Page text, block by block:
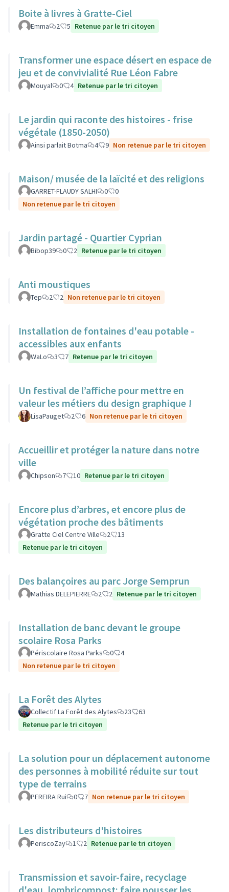
Boite à livres à Gratte-Ciel
Emma 2 5 Retenue par le tri citoyen
Transformer une espace désert en espace de
jeu et de convivialité Rue Léon Fabre
Mouyal 0 4 Retenue par le tri citoyen
Le jardin qui raconte des histoires - frise
végétale (1850-2050)
Ainsi parlait Botma 4 9 Non retenue par le tri citoyen
Maison/ musée de la laïcité et des religions
GARRET-FLAUDY SALHI 0
0
Non retenue par le tri citoyen
Jardin partagé - Quartier Cyprian
Bibop39 0 2 Retenue par le tri citoyen
Anti moustiques
Tep 2 2 Non retenue par le tri citoyen
Installation de fontaines d'eau potable -
accessibles aux enfants
WaLo 3 7 Retenue par le tri citoyen
Un festival de l’affiche pour mettre en
valeur les métiers du design graphique !
LisaPauget 2 6 Non retenue par le tri citoyen
Accueillir et protéger la nature dans notre
ville
Chipson 7 10 Retenue par le tri citoyen
Encore plus d’arbres, et encore plus de
végétation proche des bâtiments
Gratte Ciel Centre Ville 2
13
Retenue par le tri citoyen
Des balançoires au parc Jorge Semprun
Mathias DELEPIERRE 2 2 Retenue par le tri citoyen
Installation de banc devant le groupe
scolaire Rosa Parks
Périscolaire Rosa Parks 0
4
Non retenue par le tri citoyen
La Forêt des Alytes
Collectif La Forêt des Alytes 23
63
Retenue par le tri citoyen
La solution pour un déplacement autonome
des personnes à mobilité réduite sur tout
type de terrains
PEREIRA Rui 0 7 Non retenue par le tri citoyen
Les distributeurs d'histoires
PeriscoZay 1 2 Retenue par le tri citoyen
Transmission et savoir-faire, recyclage